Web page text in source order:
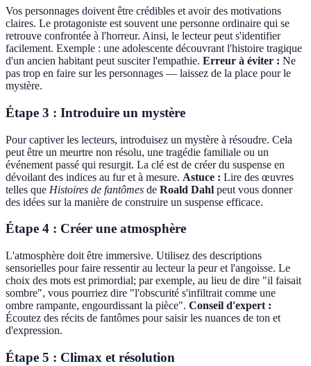
Vos personnages doivent être crédibles et avoir des motivations
claires. Le protagoniste est souvent une personne ordinaire qui se
retrouve confrontée à l'horreur. Ainsi, le lecteur peut s'identifier
facilement. Exemple : une adolescente découvrant l'histoire tragique
d'un ancien habitant peut susciter l'empathie. Erreur à éviter : Ne
pas trop en faire sur les personnages — laissez de la place pour le
mystère.
Étape 3 : Introduire un mystère
Pour captiver les lecteurs, introduisez un mystère à résoudre. Cela
peut être un meurtre non résolu, une tragédie familiale ou un
événement passé qui resurgit. La clé est de créer du suspense en
dévoilant des indices au fur et à mesure. Astuce : Lire des œuvres
telles que Histoires de fantômes de Roald Dahl peut vous donner
des idées sur la manière de construire un suspense efficace.
Étape 4 : Créer une atmosphère
L'atmosphère doit être immersive. Utilisez des descriptions
sensorielles pour faire ressentir au lecteur la peur et l'angoisse. Le
choix des mots est primordial; par exemple, au lieu de dire "il faisait
sombre", vous pourriez dire "l'obscurité s'infiltrait comme une
ombre rampante, engourdissant la pièce". Conseil d'expert :
Écoutez des récits de fantômes pour saisir les nuances de ton et
d'expression.
Étape 5 : Climax et résolution